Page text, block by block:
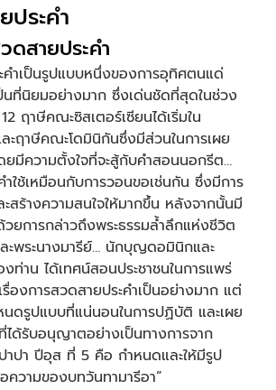
ประคำ
ดสายประคำ
คำเป็นรูปแบบหนึ่งของการอุทิศตนแด่
นที่นิยมอย่างมาก ซึ่งเด่นชัดที่สุดในช่วง
ฤาษีคณะซิสเตอร์เซียนได้เริ่มใน
ะฤาษีคณะโดมินิกันซึ่งมีส่วนในการเผย
ยมีความตั้งใจที่จะสู้กับคำสอนนอกรีต…
ำใช้เหมือนกับการวอนขอเช่นกัน ซึ่งมีการ
สร้างความสนใจให้มากขึ้น หลังจากนั้นมี
วยการกล่าวถึงพระธรรมล้ำลึกแห่งชีวิต
ละพระนางมารีย์… นักบุญดอมินิกและ
ท่าน ได้เทศน์สอนประชาชนในการแพร่
รื่องการสวดสายประคำเป็นอย่างมาก แต่
นดรูปแบบที่แน่นอนในการปฏิบัติ และเผย
ด้รับอนุญาตอย่างเป็นทางการจาก
าปา ปีอุส ที่ 5 คือ กำหนดและให้มีรูป
ความของบทวันทามารีอา”